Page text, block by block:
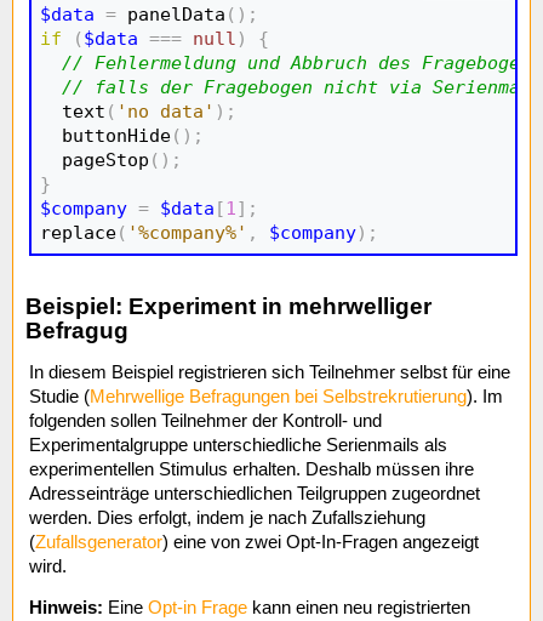
$data = panelData ( ) ;
if
( $data === null )
{
// Fehlermeldung und Abbruch des
// falls der Fragebogen nicht via Serienmail
  text
( 'no data' ) ;
  buttonHide
( ) ;
  pageStop
( ) ;
}
$company = $data [1 ] ;
replace( '%company%' , $company) ;
Beispiel: Experiment in mehrwelliger
Befragug
In diesem Beispiel registrieren sich Teilnehmer selbst für eine
Studie (Mehrwellige Befragungen bei Selbstrekrutierung). Im
folgenden sollen Teilnehmer der Kontroll- und
Experimentalgruppe unterschiedliche Serienmails als
experimentellen Stimulus erhalten. Deshalb müssen ihre
Adresseinträge unterschiedlichen Teilgruppen zugeordnet
werden. Dies erfolgt, indem je nach Zufallsziehung
(Zufallsgenerator) eine von zwei Opt-In-Fragen angezeigt
wird.
Hinweis: Eine Opt-in Frage kann einen neu registrierten